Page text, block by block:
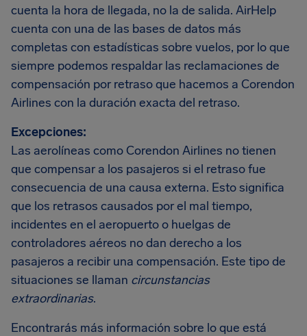
cuenta la hora de llegada, no la de salida. AirHelp
cuenta con una de las bases de datos más
completas con estadísticas sobre vuelos, por lo que
siempre podemos respaldar las reclamaciones de
compensación por retraso que hacemos a Corendon
Airlines con la duración exacta del retraso.
Excepciones:
Las aerolíneas como Corendon Airlines no tienen
que compensar a los pasajeros si el retraso fue
consecuencia de una causa externa. Esto significa
que los retrasos causados por el mal tiempo,
incidentes en el aeropuerto o huelgas de
controladores aéreos no dan derecho a los
pasajeros a recibir una compensación. Este tipo de
situaciones se llaman circunstancias
extraordinarias.
Encontrarás más información sobre lo que está